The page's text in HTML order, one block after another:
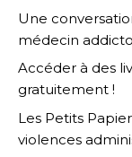
Une
médecin
Accéder à des
gratuitement !
Les Petits
violences